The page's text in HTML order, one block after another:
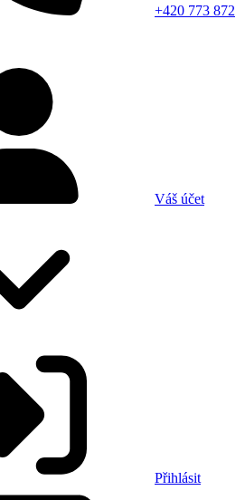
+420 773 872
Váš účet
Přihlásit